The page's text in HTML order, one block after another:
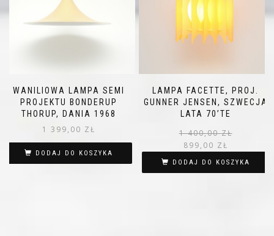
WANILIOWA LAMPA SEMI
PROJEKTU BONDERUP
THORUP, DANIA 1968
1 399,00 ZŁ
DODAJ DO KOSZYKA
LAMPA FACETTE, PROJ.
GUNNER JENSEN, SZWECJA
LATA 70’TE
1 400,00ZŁ
899,00 ZŁ
DODAJ DO KOSZYKA